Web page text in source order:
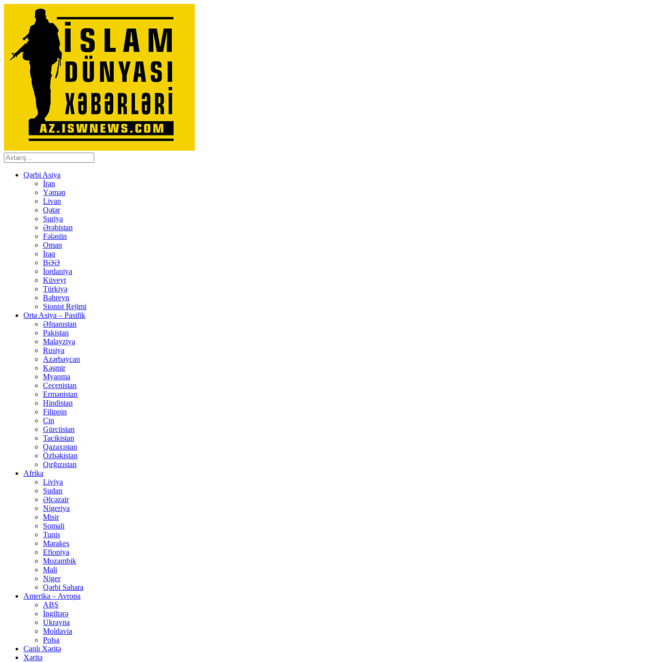
Qərbi Asiya
İran
Yəmən
Livan
Qətər
Suriya
Ərəbistan
Fələstin
Oman
İraq
BƏƏ
İordaniya
Küveyt
Türkiyə
Bəhreyn
Sionist Rejimi
Orta Asiya – Pasifik
Əfqanıstan
Pakistan
Malayziya
Rusiya
Azərbaycan
Kəşmir
Myanma
Çeçenistan
Ermənistan
Hindistan
Filippin
Çin
Gürcüstan
Tacikistan
Qazaxıstan
Özbəkistan
Qırğızıstan
Afrika
Liviya
Sudan
Əlcəzair
Nigeriya
Misir
Somali
Tunis
Mərakeş
Efiopiya
Mozambik
Mali
Niger
Qərbi Sahara
Amerika – Avropa
ABŞ
İngiltərə
Ukrayna
Moldavia
Polşa
Canlı Xəritə
Xəritə